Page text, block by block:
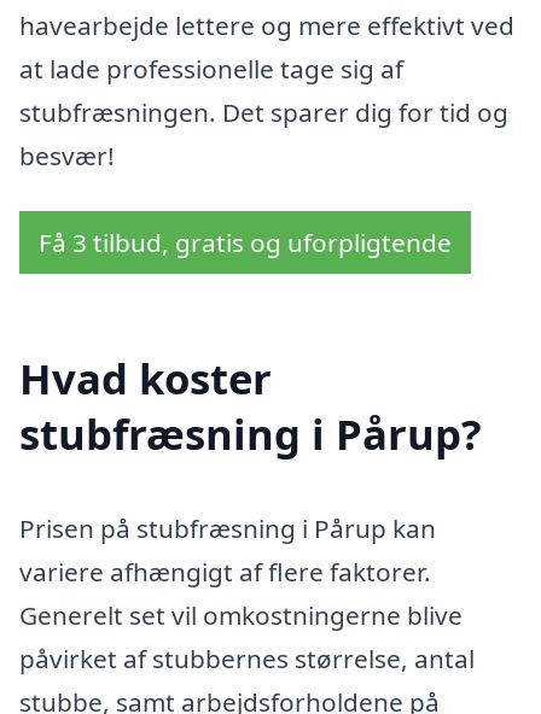
havearbejde lettere og mere effektivt ved
at lade professionelle tage sig af
stubfræsningen. Det sparer dig for tid og
besvær!
Få 3 tilbud, gratis og uforpligtende
Hvad koster
stubfræsning i Pårup?
Prisen på stubfræsning i Pårup kan
variere afhængigt af flere faktorer.
Generelt set vil omkostningerne blive
påvirket af stubbernes størrelse, antal
stubbe, samt arbejdsforholdene på